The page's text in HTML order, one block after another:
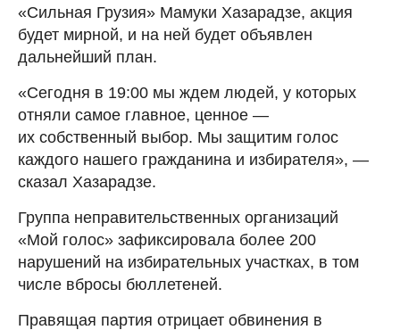
«Сильная Грузия» Мамуки Хазарадзе, акция
будет мирной, и на ней будет объявлен
дальнейший план.
«Сегодня в 19:00 мы ждем людей, у которых
отняли самое главное, ценное —
их собственный выбор. Мы защитим голос
каждого нашего гражданина и избирателя», —
сказал Хазарадзе.
Группа неправительственных организаций
«Мой голос» зафиксировала более 200
нарушений на избирательных участках, в том
числе вбросы бюллетеней.
Правящая партия отрицает обвинения в